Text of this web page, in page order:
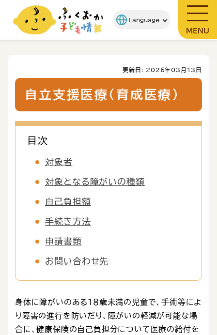
MENU
更新日: 2026年03月13日
自立支援医療（育成医療）
目次
対象者
対象となる障がいの種類
自己負担額
手続き方法
申請書類
お問い合わせ先
身体に障がいのある１８歳未満の児童で、手術等によ
り障害の進行を防いだり、障がいの軽減が可能な場
合に、健康保険の自己負担分について医療の給付を